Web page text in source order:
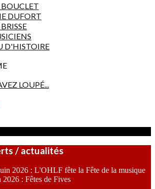
DUFORT
D'HISTOIRE
LOUPÉ...
/ actualités
2026 : L'OHLF fête la Fête de la musique
2026 : Fêtes de Fives